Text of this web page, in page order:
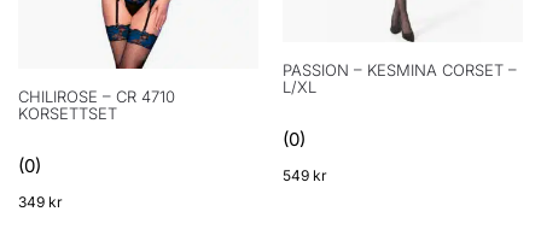
CHILIROSE – CR 4710
KORSETTSET
(0)
349 kr
PASSION – KESMINA CORSET –
L/XL
(0)
549 kr